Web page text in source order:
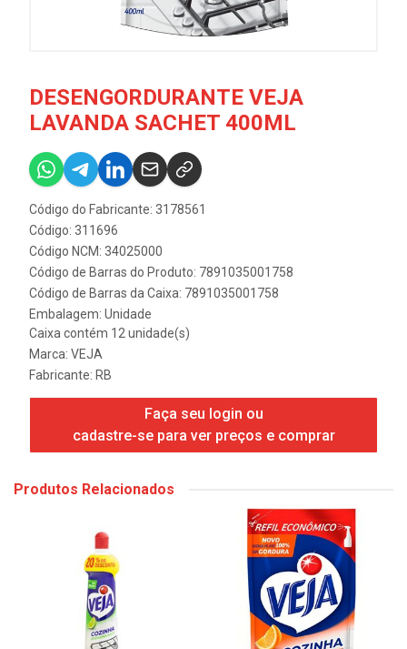
DESENGORDURANTE VEJA
LAVANDA SACHET 400ML
Código do Fabricante: 3178561
Código: 311696
Código NCM: 34025000
Código de Barras do Produto: 7891035001758
Código de Barras da Caixa: 7891035001758
Embalagem: Unidade
Caixa contém 12 unidade(s)
Marca: VEJA
Fabricante: RB
Faça seu login ou
cadastre-se para ver preços e comprar
Produtos Relacionados